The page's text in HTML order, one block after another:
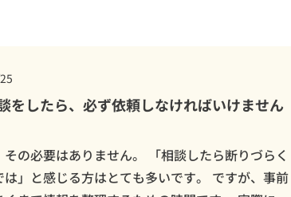
オプション
をしたら、必ず依頼しなければいけません
その必要はありません。 「相談したら断りづらく
は」と感じる方はとても多いです。 ですが、事前